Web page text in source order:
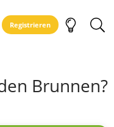
Registrieren
Brunnen?